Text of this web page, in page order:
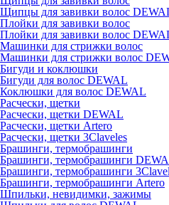
Щипцы для завивки волос
Плойки для завивки волос
Плойки для завивки волос
Машинки для стрижки волос
Машинки для стрижки волос
Бигуди и коклюшки
Бигуди для волос DEWAL
Коклюшки для волос DEWAL
Расчески, щетки
Расчески, щетки DEWAL
Расчески, щетки Artero
Расчески, щетки 3Claveles
Брашинги, термобрашинги
Брашинги, термобрашинги
Брашинги, термобрашинги
Брашинги, термобрашинги Artero
Шпильки, невидимки, зажимы